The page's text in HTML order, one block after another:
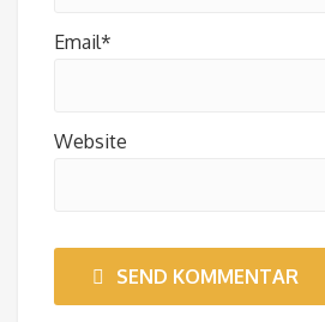
Email*
Website
SEND KOMMENTAR